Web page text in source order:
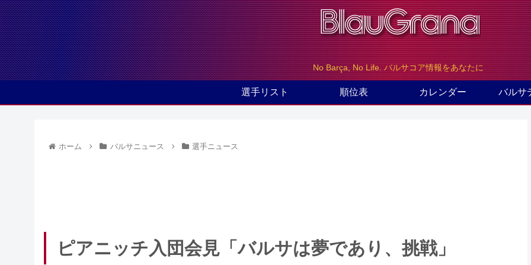
No Barça, No Life. バルサコア情報をあなたに
選手リスト 順位表 カレンダー バルサ
ホーム バルサニュース 選手ニュース
ピアニッチ入団会見「バルサは夢であり、挑戦」